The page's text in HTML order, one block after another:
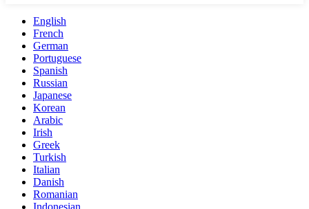
English
French
German
Portuguese
Spanish
Russian
Japanese
Korean
Arabic
Irish
Greek
Turkish
Italian
Danish
Romanian